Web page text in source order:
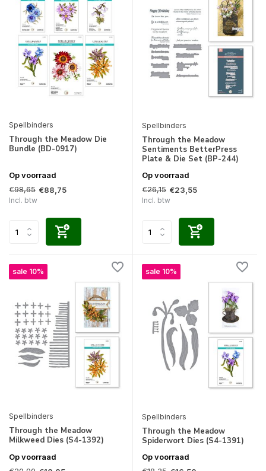
Spellbinders
Through the Meadow Die
Bundle (BD-0917)
Op voorraad
€98,65 €88,75
Incl. btw
Spellbinders
Through the Meadow
Sentiments BetterPress
Plate & Die Set (BP-244)
Op voorraad
€26,15 €23,55
Incl. btw
sale 10%
Spellbinders
Through the Meadow
Milkweed Dies (S4-1392)
Op voorraad
sale 10%
Spellbinders
Through the Meadow
Spiderwort Dies (S4-1391)
Op voorraad